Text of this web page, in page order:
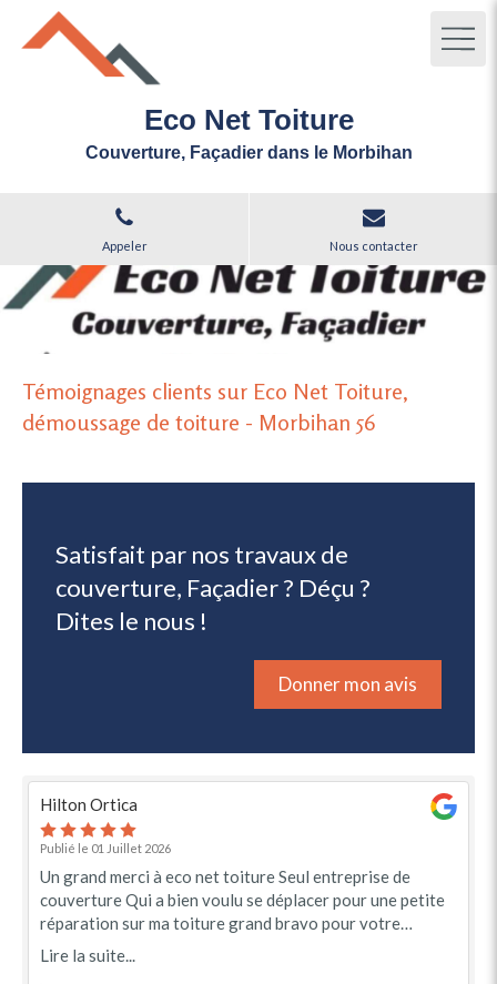
Eco Net Toiture
Couverture, Façadier dans le Morbihan
Appeler Nous contacter
Témoignages clients sur Eco Net Toiture,
démoussage de toiture - Morbihan 56
Satisfait par nos travaux de
couverture, Façadier ? Déçu ?
Dites le nous !
Donner mon avis
Hilton Ortica
Publié le 01 Juillet 2026
Un grand merci à eco net toiture Seul entreprise de
couverture Qui a bien voulu se déplacer pour une petite
réparation sur ma toiture grand bravo pour votre
sympathique
Lire la suite...